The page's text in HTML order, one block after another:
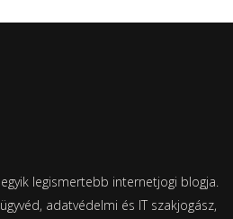
legismertebb internetjogi blogja.
adatvédelmi és IT szakjogász,